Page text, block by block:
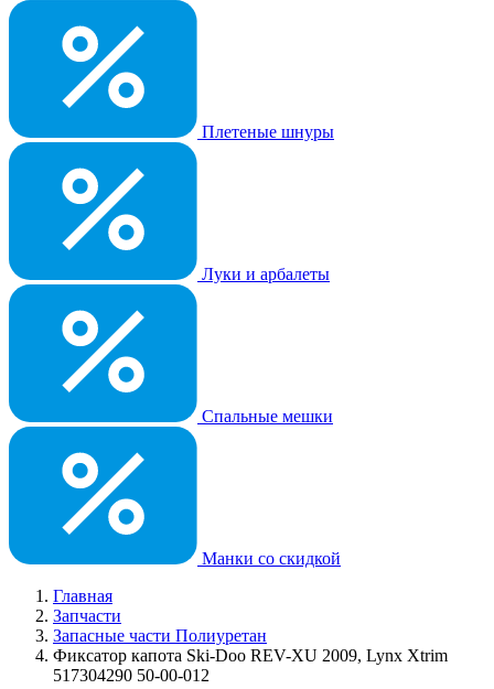
Плетеные шнуры
Луки и арбалеты
Спальные мешки
Манки со скидкой
Главная
Запчасти
Запасные части Полиуретан
Фиксатор капота Ski-Doo REV-XU 2009, Lynx Xtrim
517304290 50-00-012